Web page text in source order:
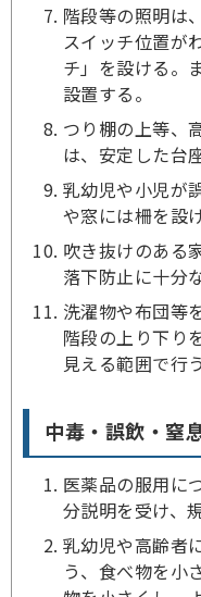
階段等の照明は
スイッチ位置が
チ」を設ける。
設置する。
つり棚の上等、
は、安定した台
乳幼児や小児が
や窓には柵を設
吹き抜けのある
落下防止に十分
洗濯物や布団等
階段の上り下り
見える範囲で行
中毒・誤飲・窒
医薬品の服用に
分説明を受け、
乳幼児や高齢者
う、食べ物を小